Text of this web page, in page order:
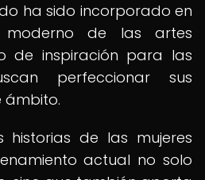
ha sido incorporado en
moderno de las artes
de inspiración para las
perfeccionar sus
ámbito.
historias de las mujeres
actual no solo